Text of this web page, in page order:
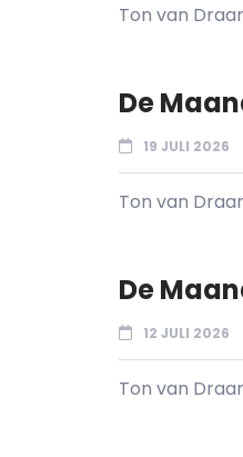
Ton van
De
19 JULI 2026
Ton van
De
12 JULI 2026
Ton van